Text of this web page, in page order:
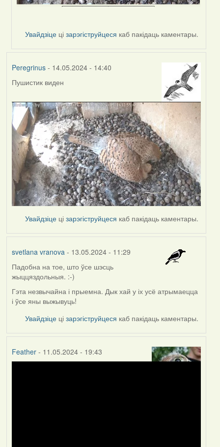
Увайдзіце цізарэгіструйцеся каб пакідаць каментары.
Peregrinus- 14.05.2024 - 14:40
Пушистик виден
Увайдзіце цізарэгіструйцеся каб пакідаць каментары.
svetlana vranova - 13.05.2024 - 11:29
Падобна на тое, што ўсе шэсць
жыццяздольныя. :-)
Гэта незвычайна і прыемна. Дык хай у іх усё атрымаецца
і ўсе яны выжывуць!
Увайдзіце цізарэгіструйцеся каб пакідаць каментары.
Feather- 11.05.2024 - 19:43